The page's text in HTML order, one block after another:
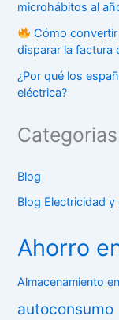
microhábitos al
Cómo
disparar la factura
¿Por qué los
eléctrica?
Categorias
Blog
Blog Electricidad y
Ahorro
Almacenamiento
autoconsumo